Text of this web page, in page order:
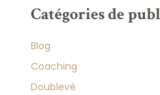
Catégories de
Blog
Coaching
Doublevé